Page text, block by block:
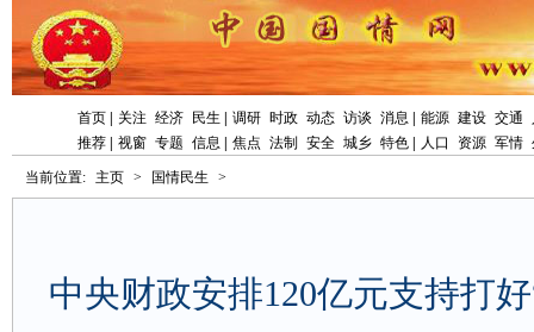
首页 关注 经济 民生 调研 时政 动态 访谈 消息 能源 建设 交通
推荐
视窗 专题 信息 焦点 法制 安全 城乡 特色 人口 资源 军情
当前位置: 主页 > 国情民生 >
中央财政安排120亿元支持打